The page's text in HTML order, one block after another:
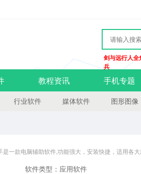
剑与远行人全
兵
教程资讯 手机专题
行业软件 媒体软件 图形图像
是一款电脑辅助软件,功能强大，安装快捷，适用各
软件类型：应用软件